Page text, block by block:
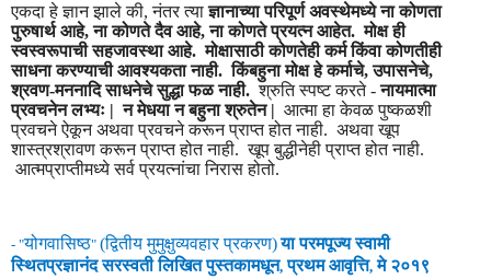
एकदा हे ज्ञान झाले की, नंतर त्याज्ञानाच्या परिपूर्ण अवस्थेमध्ये ना कोणता
पुरुषार्थ आहे, ना कोणते दैव आहे, ना कोणते प्रयत्न आहेत. मोक्ष ही
स्वस्वरूपाची सहजावस्था आहे. मोक्षासाठी कोणतेही कर्म किंवा कोणतीही
साधना करण्याची आवश्यकता नाही. किंबहुना मोक्ष हे कर्माचे, उपासनेचे,
श्रवण-मननादि साधनेचे सुद्धा फळ नाही. श्रुति स्पष्ट करते -नायमात्मा
प्रवचनेन लभ्यः | न मेधया न बहुना श्रुतेन | आत्मा हा केवळ पुष्कळशी
प्रवचने ऐकून अथवा प्रवचने करून प्राप्त होत नाही. अथवा खूप
शास्त्रश्रावण करून प्राप्त होत नाही. खूप बुद्धीनेही प्राप्त होत नाही.
आत्मप्राप्तीमध्ये सर्व प्रयत्नांचा निरास होतो.
- "योगवासिष्ठ" (द्वितीय मुमुक्षुव्यवहार प्रकरण)या परमपूज्य स्वामी
स्थितप्रज्ञानंदसरस्वती लिखित पुस्तकामधून, प्रथमआवृत्ति, मे २०१९